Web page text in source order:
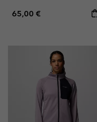
Regular price:
65,00 €